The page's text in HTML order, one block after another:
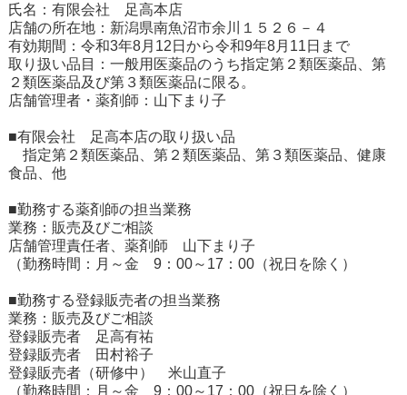
氏名：有限会社 足高本店
店舗の所在地：新潟県南魚沼市余川１５２６－４
有効期間：令和3年8月12日から令和9年8月11日まで
取り扱い品目：一般用医薬品のうち指定第２類医薬品、第
２類医薬品及び第３類医薬品に限る。
店舗管理者・薬剤師：山下まり子
■有限会社 足高本店の取り扱い品
指定第２類医薬品、第２類医薬品、第３類医薬品、健康
食品、他
■勤務する薬剤師の担当業務
業務：販売及びご相談
店舗管理責任者、薬剤師 山下まり子
（勤務時間：月～金 9：00～17：00（祝日を除く）
■勤務する登録販売者の担当業務
業務：販売及びご相談
登録販売者 足高有祐
登録販売者 田村裕子
登録販売者（研修中） 米山直子
（勤務時間：月～金 9：00～17：00（祝日を除く）